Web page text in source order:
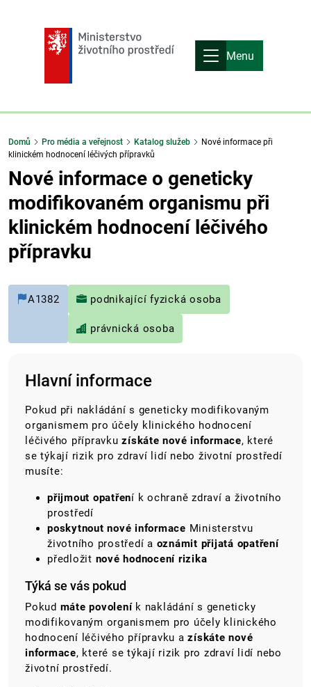
Menu
Domů Pro média a veřejnost Katalog služeb
Nové informace při
klinickém hodnocení léčivých přípravků
Nové informace o geneticky
modifikovaném organismu při
klinickém hodnocení léčivého
přípravku
A1382 podnikající fyzická osoba
právnická osoba
Hlavní informace
Pokud při nakládání s geneticky modifikovaným
organismem pro účely klinického hodnocení
léčivého přípravkuzískáte nové informace, které
se týkají rizik pro zdraví lidí nebo životní prostředí
musíte:
přijmout opatření k ochraně zdraví a životního
prostředí
poskytnout nové informace Ministerstvu
životního prostředí a oznámit přijatá opatření
předložit nové hodnocení rizika
Týká se vás pokud
Pokud máte povoleník nakládání s geneticky
modifikovaným organismem pro účely klinického
hodnocení léčivého přípravku azískáte nové
informace, které se týkají rizik pro zdraví lidí nebo
životní prostředí.